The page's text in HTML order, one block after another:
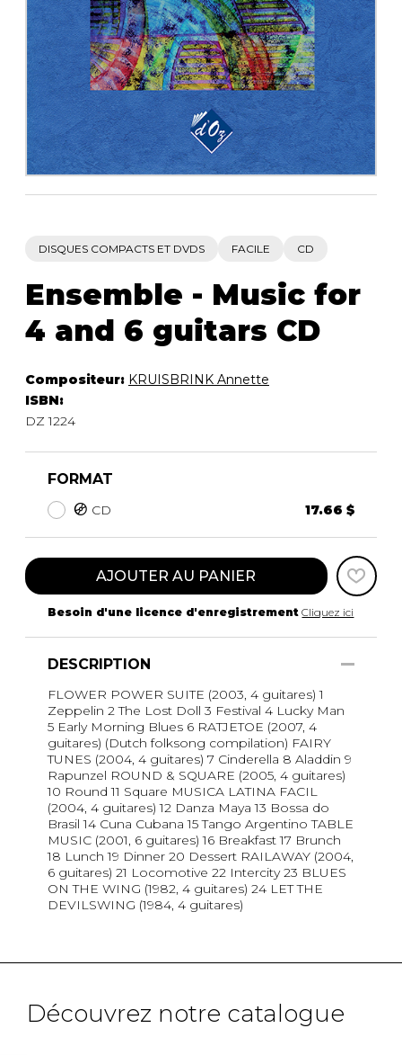
AUTRES PRODUITS
DISQUES COMPACTS ET DVDS FACILE CD
Ensemble - Music for
4 and 6 guitars CD
Compositeur: KRUISBRINK Annette
ISBN:
DZ 1224
FORMAT
CD 17.66 $
AJOUTER AU PANIER
Besoin d'une licence d'enregistrement Cliquez ici
DESCRIPTION
FLOWER POWER SUITE (2003, 4 guitares) 1
Zeppelin 2 The Lost Doll 3 Festival 4 Lucky Man
5 Early Morning Blues 6 RATJETOE (2007, 4
guitares) (Dutch folksong compilation) FAIRY
TUNES (2004, 4 guitares) 7 Cinderella 8 Aladdin 9
Rapunzel ROUND & SQUARE (2005, 4 guitares)
10 Round 11 Square MUSICA LATINA FACIL
(2004, 4 guitares) 12 Danza Maya 13 Bossa do
Brasil 14 Cuna Cubana 15 Tango Argentino TABLE
MUSIC (2001, 6 guitares) 16 Breakfast 17 Brunch
18 Lunch 19 Dinner 20 Dessert RAILAWAY (2004,
6 guitares) 21 Locomotive 22 Intercity 23 BLUES
ON THE WING (1982, 4 guitares) 24 LET THE
DEVILSWING (1984, 4 guitares)
Découvrez notre catalogue